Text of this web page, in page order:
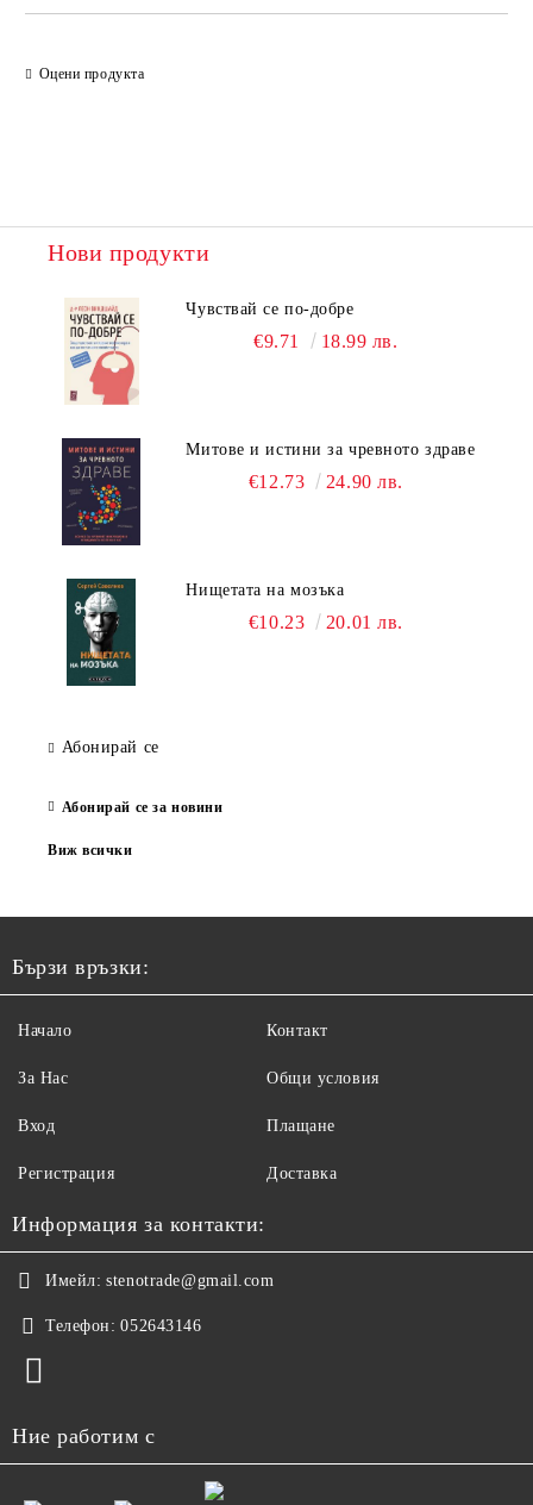
Оцени продукта
Нови продукти
Чувствай се по-добре
€9.71 18.99 лв.
Митове и истини за чревното здраве
€12.73 24.90 лв.
Нищетата на мозъка
€10.23 20.01 лв.
Абонирай се
Абонирай се за новини
Виж всички
Бързи връзки:
Начало
За Нас
Вход
Регистрация
Контакт
Общи условия
Плащане
Доставка
Информация за контакти:
Имейл: stenotrade@gmail.com
Телефон: 052643146
Ние работим с